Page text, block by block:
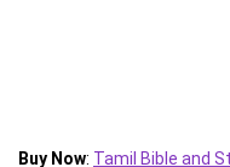
Buy Now: Tamil Bible and